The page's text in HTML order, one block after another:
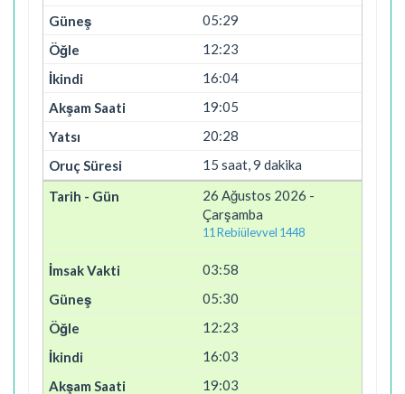
05:29
12:23
16:04
19:05
20:28
15 saat, 9 dakika
26 Ağustos 2026 -
Çarşamba
11 Rebiülevvel 1448
03:58
05:30
12:23
16:03
19:03